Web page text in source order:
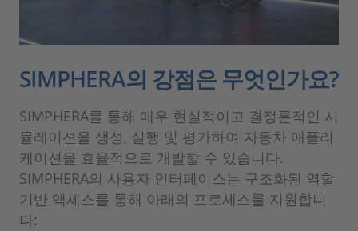
SIMPHERA의 강점은 무엇인가요?
SIMPHERA를 통해 매우 현실적이고 결정론적인 시
뮬레이션을 생성, 실행 및 평가하여 자동차 애플리
케이션을 효율적으로 개발할 수 있습니다.
SIMPHERA의 사용자 인터페이스는 구조화된 역할
기반 액세스를 통해 아래의 프로세스를 지원합니
다: